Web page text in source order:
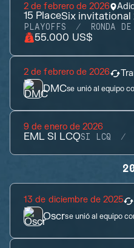
2 de febrero de 2026
15 PlaceSix invitational
PLAYOFFS RONDA
55.000 US$
2 de febrero de 2026
DMCse unió al equipo
9 de enero de 2026
EML SI LCQSI LCQ
13 de diciembre de 2025
Oscrse unió al equipo